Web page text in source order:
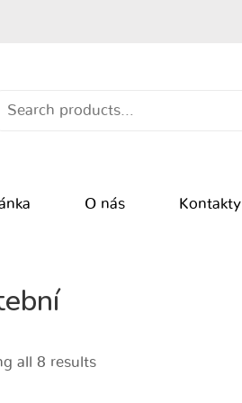
O nás Kontakty
all 8 results